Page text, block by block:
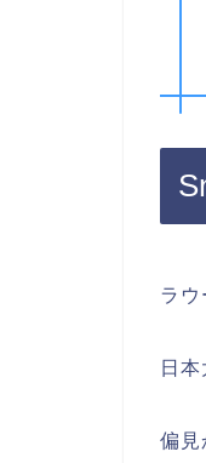
ラウ
日
偏見